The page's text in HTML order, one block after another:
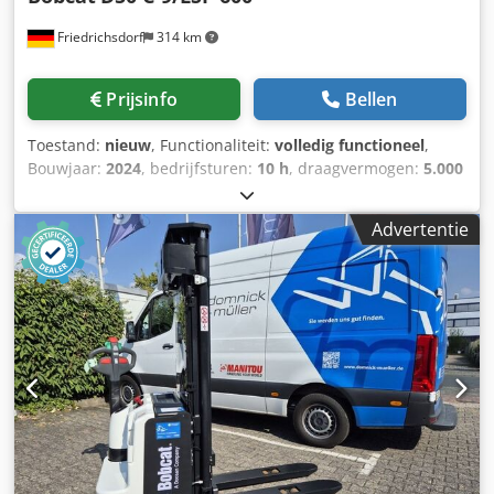
Friedrichsdorf 314 km
Prijsinfo Bellen
Toestand: nieuw, Functionaliteit: volledig functioneel,
Bouwjaar: 2024, bedrijfsturen: 10 h, draagvermogen: 5.000
, vrije hefhoogte:
brandstoftype:diesel, masttype:triplex, bouwhoogte:
2.470 mm , vermogen:55 kW (74,78 pk),
vorkenbordbreedte:
1.300 mm, vorklengte:1.200 mm
leeggewicht:6.930 kg, totale lengte:3.300 mm,
aandrijftype:Diesel, bouwbreedte:1.455 mm
, Diesel
vorkheftruck Lastzwaartepunt: 600 Vorkbreedte: 150 mm
Vorkdikte: 60 mm ISO klasse: ISO klasse 4 = 5.000 - 10.000
kg Masttype: Triplex Transmissie: Koppelomvormer
Snelheidsklasse: 20 Staat: Nieuw apparaat Technische
staat: Nieuw Type voorbanden: Superelastisch Voorbanden
maat: 300x15-18 Voorbanden staat: 80 - 100% Type
achterbanden: Superelastisch Achterbanden maat:
Advertentie